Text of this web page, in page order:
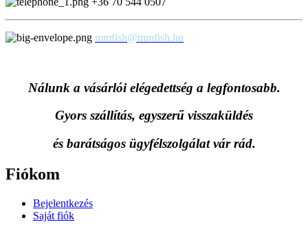
mmfish@mmfish.hu
Nálunk a vásárlói elégedettség a legfontosabb.
Gyors szállítás, egyszerű visszaküldés
és barátságos ügyfélszolgálat vár rád.
Fiókom
Bejelentkezés
Saját fiók